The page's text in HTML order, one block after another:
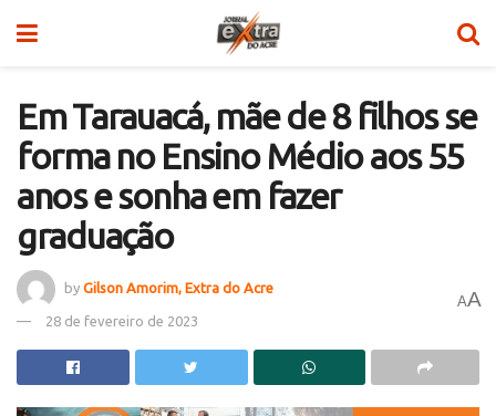
Em Tarauacá, mãe de 8 filhos se
forma no Ensino Médio aos 55
anos e sonha em fazer
graduação
by Gilson Amorim, Extra do Acre
28 de fevereiro de 2023
AA